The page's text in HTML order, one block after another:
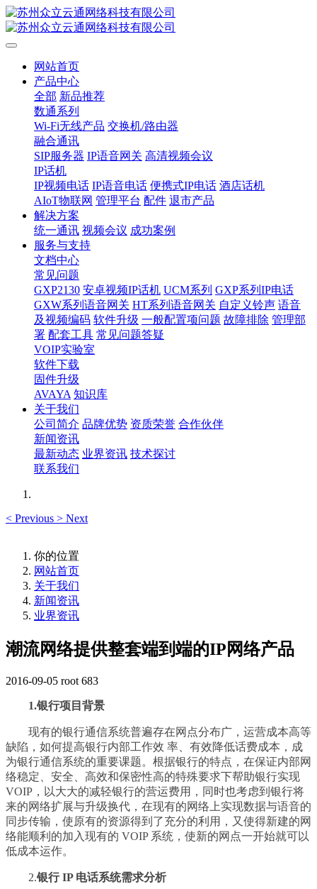
网站首页
产品中心
全部 新品推荐
数通系列
Wi-Fi无线产品 交换机/路由器
融合通讯
SIP服务器 IP语音网关 高清视频会议
IP话机
IP视频电话 IP语音电话 便携式IP电话 酒店话机
AIoT物联网 管理平台 配件 退市产品
解决方案
统一通讯 视频会议 成功案例
服务与支持
文档中心
常见问题
GXP2130 安卓视频IP话机 UCM系列 GXP系列IP电话
GXW系列语音网关 HT系列语音网关 自定义铃声 语音
及视频编码 软件升级 一般配置项问题 故障排除 管理部
署 配套工具 常见问题答疑
VOIP实验室
软件下载
固件升级
AVAYA 知识库
关于我们
公司简介 品牌优势 资质荣誉 合作伙伴
新闻资讯
最新动态 业界资讯 技术探讨
联系我们
< Previous > Next
你的位置
网站首页
关于我们
新闻资讯
业界资讯
潮流网络提供整套端到端的IP网络产品
2016-09-05 root 683
1.银行项目背景
现有的银行通信系统普遍存在网点分布广，运营成本高等
缺陷，如何提高银行内部工作效 率、有效降低话费成本，成
为银行通信系统的重要课题。根据银行的特点，在保证内部网
络稳定、安全、高效和保密性高的特殊要求下帮助银行实现
VOIP，以大大的减轻银行的营运费用，同时也考虑到银行将
来的网络扩展与升级换代，在现有的网络上实现数据与语音的
同步传输，使原有的资源得到了充分的利用，又使得新建的网
络能顺利的加入现有的 VOIP 系统，使新的网点一开始就可以
低成本运作。
2.银行 IP 电话系统需求分析